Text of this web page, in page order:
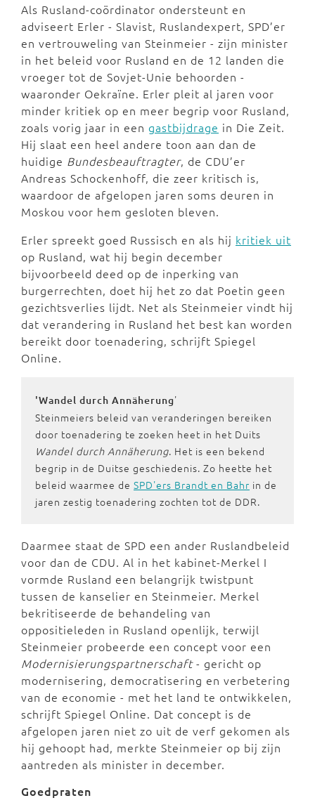
Als Rusland-coördinator ondersteunt en
adviseert Erler - Slavist, Ruslandexpert, SPD’er
en vertrouweling van Steinmeier - zijn minister
in het beleid voor Rusland en de 12 landen die
vroeger tot de Sovjet-Unie behoorden -
waaronder Oekraïne. Erler pleit al jaren voor
minder kritiek op en meer begrip voor Rusland,
zoals vorig jaar in een gastbijdrage in Die Zeit.
Hij slaat een heel andere toon aan dan de
huidige Bundesbeauftragter, de CDU’er
Andreas Schockenhoff, die zeer kritisch is,
waardoor de afgelopen jaren soms deuren in
Moskou voor hem gesloten bleven.
Erler spreekt goed Russisch en als hij kritiek uit
op Rusland, wat hij begin december
bijvoorbeeld deed op de inperking van
burgerrechten, doet hij het zo dat Poetin geen
gezichtsverlies lijdt. Net als Steinmeier vindt hij
dat verandering in Rusland het best kan worden
bereikt door toenadering, schrijft Spiegel
Online.
'Wandel durch Annäherung'
Steinmeiers beleid van veranderingen bereiken
door toenadering te zoeken heet in het Duits
Wandel durch Annäherung. Het is een bekend
begrip in de Duitse geschiedenis. Zo heette het
beleid waarmee de SPD'ers Brandt en Bahr in de
jaren zestig toenadering zochten tot de DDR.
Daarmee staat de SPD een ander Ruslandbeleid
voor dan de CDU. Al in het kabinet-Merkel I
vormde Rusland een belangrijk twistpunt
tussen de kanselier en Steinmeier. Merkel
bekritiseerde de behandeling van
oppositieleden in Rusland openlijk, terwijl
Steinmeier probeerde een concept voor een
Modernisierungspartnerschaft- gericht op
modernisering, democratisering en verbetering
van de economie - met het land te ontwikkelen,
schrijft Spiegel Online. Dat concept is de
afgelopen jaren niet zo uit de verf gekomen als
hij gehoopt had, merkte Steinmeier op bij zijn
aantreden als minister in december.
Goedpraten